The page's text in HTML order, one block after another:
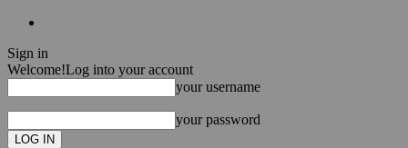
Sign in
Welcome!Log into your account
your username
your password